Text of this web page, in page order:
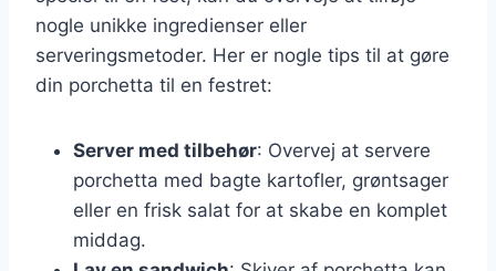
nogle unikke ingredienser eller
serveringsmetoder. Her er nogle tips til at gøre
din porchetta til en festret:
Server med tilbehør: Overvej at servere
porchetta med bagte kartofler, grøntsager
eller en frisk salat for at skabe en komplet
middag.